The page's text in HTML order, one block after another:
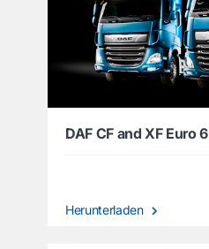
DAF CF and XF Euro 6
Herunterladen